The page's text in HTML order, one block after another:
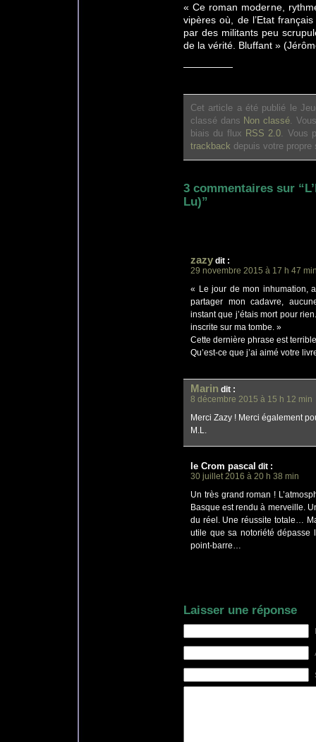
« Ce roman moderne,
vipères où, de l’Etat
par des militants peu
de la vérité. Bluffant »
—————
Cet article a été publié le
classé dans Non classé.
biais du flux RSS 2.0. Vous
trackback depuis votre propre
3 commentaires sur
Lu)”
zazy dit :
29 novembre 2015 à 17 h 47
« Le jour de mon inhumation,
partager mon cadavre,
instant que j’étais mort pour
inscrite sur ma tombe. »
Cette dernière phrase est
Qu’est-ce que j’ai aimé votre
Marin dit :
8 décembre 2015 à 15 h 12 min
Merci Zazy ! Merci également
M.L.
le Crom pascal dit :
30 juillet 2016 à 20 h 38 min
Un très grand roman !
Basque est rendu à merveille.
du réel. Une réussite totale…
utile que sa notoriété dépasse
point-barre…
Laisser une réponse